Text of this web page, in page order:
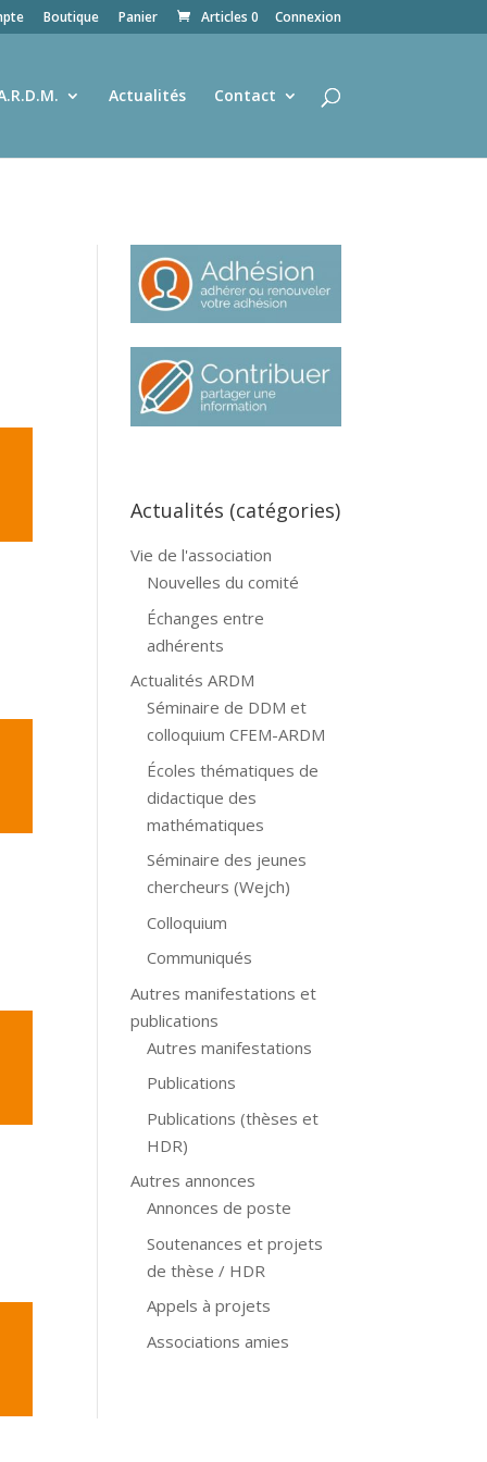
Connexion
Boutique Panier Articles 0
Actualités Contact
Actualités (catégories)
Vie de l'association
Nouvelles du comité
Échanges entre
adhérents
Actualités ARDM
Séminaire de DDM et
colloquium CFEM-ARDM
Écoles thématiques de
didactique des
mathématiques
Séminaire des jeunes
chercheurs (Wejch)
Colloquium
Communiqués
Autres manifestations et
publications
Autres manifestations
Publications
Publications (thèses et
HDR)
Autres annonces
Annonces de poste
Soutenances et projets
de thèse / HDR
Appels à projets
Associations amies